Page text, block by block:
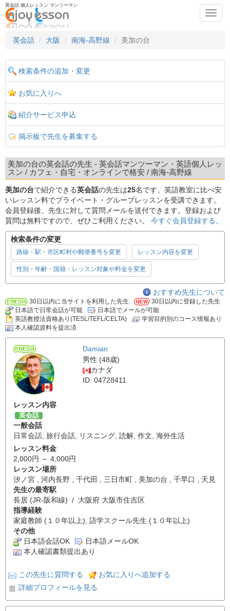
英会話 個人レッスン マンツーマン
英会話
大阪 南海-高野線 美加の台
検索条件の追加・変更
お気に入りへ
紹介サービス申込
掲示板で先生を募集する
美加の台の英会話の先生 - 英会話マンツーマン・英語個人レッ
スン / カフェ・自宅・オンラインで格安 / 南海-高野線
美加の台で紹介できる英会話の先生は25名です。英語教室に比べ安
いレッスン料でプライベート・グループレッスンを受講できます。
会員登録後、先生に対して質問メールを送付できます。登録および
質問は無料ですので、ぜひご利用ください。 今すぐ会員登録する。
検索条件の変更
路線・駅・市区町村や郵便番号を変更 レッスン内容を変更
性別・年齢・国籍・レッスン対象や料金を変更
おすすめ先生について
30日以内に当サイトを利用した先生
30日以内に登録した先生
日本語で日常会話が可能
日本語でメールが可能
英語教授法資格あり(TESL/TEFL/CELTA)
学習目的別のコース情報あり
本人確認資料を提出済
Damian
男性 (48歳)
カナダ
ID: 04728411
レッスン内容
英会話
一般会話
日常会話, 旅行会話, リスニング, 読解, 作文, 海外生活
レッスン料金
2,000円 ～ 4,000円
レッスン場所
汐ノ宮 , 河内長野 , 千代田 , 三日市町 , 美加の台 , 千早口 , 天見
先生の最寄駅
長居 (JR-阪和線) / 大阪府 大阪市住吉区
指導経験
家庭教師 (１０年以上), 語学スクール先生 (１０年以上)
その他
日本語会話OK
日本語メールOK
本人確認書類提出あり
この先生に質問する
お気に入りへ追加する
詳細プロフィールを見る